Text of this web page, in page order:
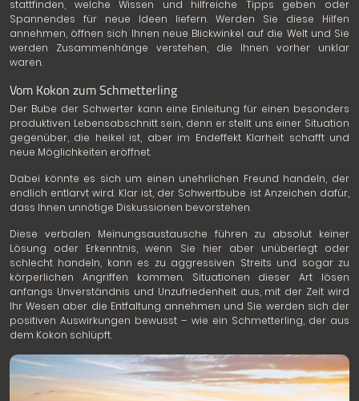
stattfinden, welche Wissen und hilfreiche Tipps geben oder
Spannendes für neue Ideen liefern. Werden Sie diese Hilfen
annehmen, öffnen sich Ihnen neue Blickwinkel auf die Welt und Sie
werden Zusammenhänge verstehen, die Ihnen vorher unklar
waren.
Vom Kokon zum Schmetterling
Der Bube der Schwerter kann eine Einleitung für einen besonders
produktiven Lebensabschnitt sein, denn er stellt uns einer Situation
gegenüber, die heikel ist, aber im Endeffekt Klarheit schafft und
neue Möglichkeiten eröffnet.
Dabei könnte es sich um einen unehrlichen Freund handeln, der
endlich entlarvt wird. Klar ist, der Schwertbube ist Anzeichen dafür,
dass Ihnen unnötige Diskussionen bevorstehen.
Diese verbalen Meinungsaustausche führen zu absolut keiner
Lösung oder Erkenntnis, wenn Sie hier aber unüberlegt oder
schlecht handeln, kann es zu aggressiven Streits und sogar zu
körperlichen Angriffen kommen. Situationen dieser Art lösen
anfangs Unverständnis und Unzufriedenheit aus, mit der Zeit wird
Ihr Wesen aber die Entfaltung annehmen und Sie werden sich der
positiven Auswirkungen bewusst – wie ein Schmetterling, der aus
dem Kokon schlüpft.